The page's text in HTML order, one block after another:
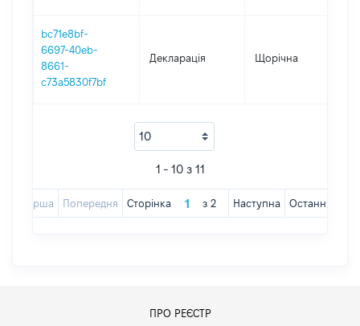
bc71e8bf-
6697-40eb-
8661-
c73a5830f7bf
Декларація Щорічна
1 - 10 з 11
Перша Попередня Сторінка з 2 Наступна Остання
ПРО РЕЄСТР